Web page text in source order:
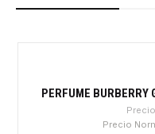
PERFUME BURBERRY
Precio